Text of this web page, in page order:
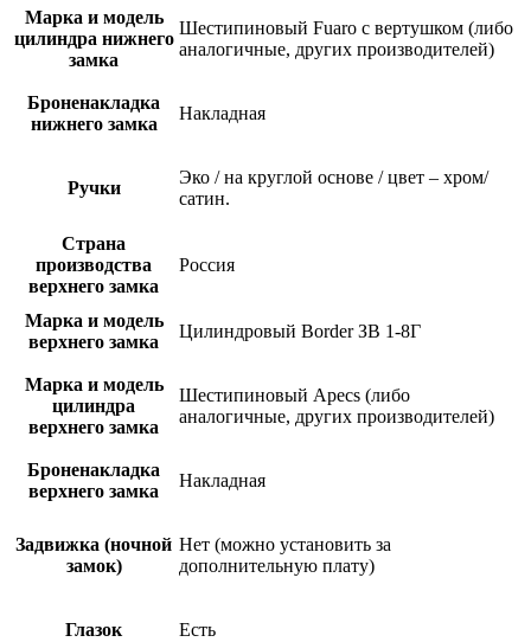
Марка и модель
цилиндра нижнего
замка
Шестипиновый Fuaro с вертушком (либо
аналогичные, других производителей)
Броненакладка
нижнего замка
Накладная
Ручки
Эко / на круглой основе / цвет – хром/
сатин.
Страна
производства
верхнего замка
Россия
Марка и модель
верхнего замка
Цилиндровый Border ЗВ 1-8Г
Марка и модель
цилиндра
верхнего замка
Шестипиновый Apecs (либо
аналогичные, других производителей)
Броненакладка
верхнего замка
Накладная
Задвижка (ночной
замок)
Нет (можно установить за
дополнительную плату)
Глазок Есть